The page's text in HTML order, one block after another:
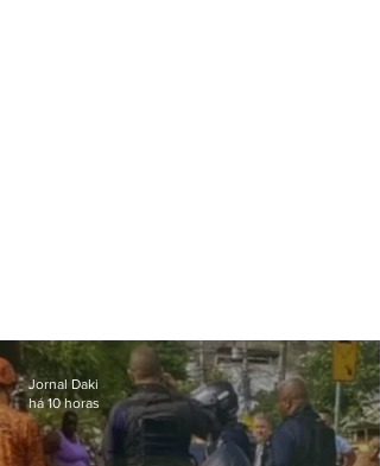
Jornal Daki
há 10 horas